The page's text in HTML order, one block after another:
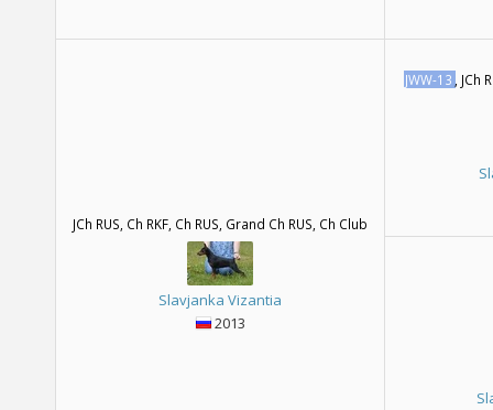
JCh RUS, Ch RKF, Ch RUS, Grand Ch RUS, Ch Club
Slavjanka Vizantia
2013
JWW-13 , JCh